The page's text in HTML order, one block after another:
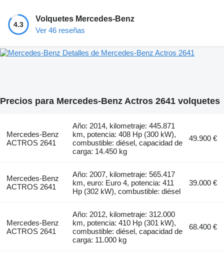
4.3
Volquetes Mercedes-Benz
Ver 46 reseñas
Detalles de Mercedes-Benz Actros 2641
Precios para Mercedes-Benz Actros 2641 volquetes
Mercedes-Benz
ACTROS 2641
Año: 2014, kilometraje: 445.871
km, potencia: 408 Hp (300 kW),
combustible: diésel, capacidad de
carga: 14.450 kg
49.900 €
Mercedes-Benz
ACTROS 2641
Año: 2007, kilometraje: 565.417
km, euro: Euro 4, potencia: 411
Hp (302 kW), combustible: diésel
39.000 €
Mercedes-Benz
ACTROS 2641
Año: 2012, kilometraje: 312.000
km, potencia: 410 Hp (301 kW),
combustible: diésel, capacidad de
carga: 11.000 kg
68.400 €